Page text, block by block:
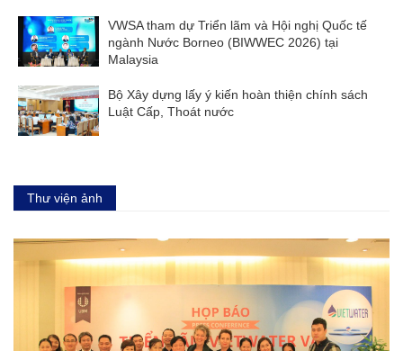
VWSA tham dự Triển lãm và Hội nghị Quốc tế
ngành Nước Borneo (BIWWEC 2026) tại
Malaysia
Bộ Xây dựng lấy ý kiến hoàn thiện chính sách
Luật Cấp, Thoát nước
Thư viện ảnh